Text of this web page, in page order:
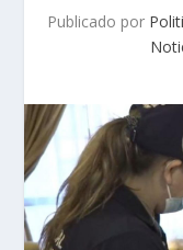
Publicado por